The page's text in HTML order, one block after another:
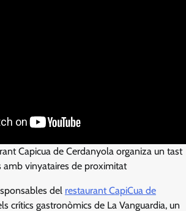
Capicua de Cerdanyola organiza un tast
amb vinyataires de proximitat
del restaurant CapiCua de
crítics gastronòmics de La Vanguardia, un